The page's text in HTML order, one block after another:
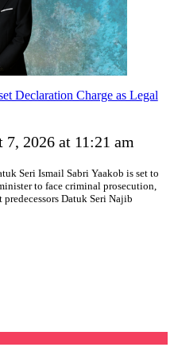
Declaration Charge as Legal
7, 2026 at 11:21 am
Seri Ismail Sabri Yaakob is set to
to face criminal prosecution,
Datuk Seri Najib